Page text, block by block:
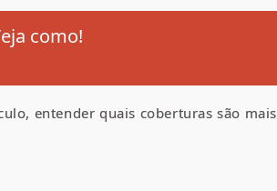
como!
entender quais coberturas são mais